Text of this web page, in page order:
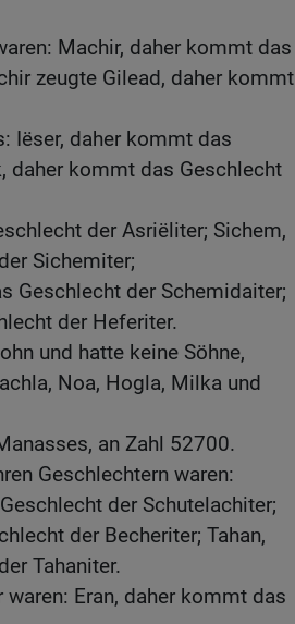
Machir, daher kommt das
zeugte Gilead, daher kommt
Iëser, daher kommt das
daher kommt das Geschlecht
der Asriëliter; Sichem,
Sichemiter;
Geschlecht der Schemidaiter;
der Heferiter.
und hatte keine Söhne,
Noa, Hogla, Milka und
an Zahl 52700.
Geschlechtern waren:
der Schutelachiter;
der Becheriter; Tahan,
Tahaniter.
waren: Eran, daher kommt das